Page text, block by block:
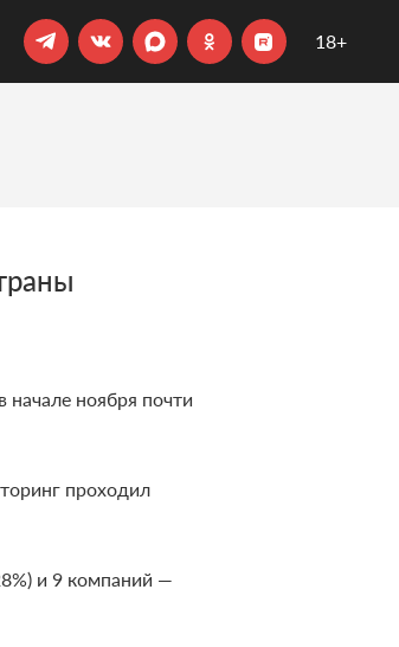
18+
ноября почти
проходил
и 9 компаний —